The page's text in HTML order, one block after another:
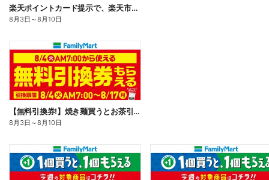
楽天ポイントカード提示で、楽天市場でのお買い物がおトクに!
8月3日 ～8月10日
【無料引換券!】焼き麺買うとお茶引換券貰える!
8月3日 ～8月10日